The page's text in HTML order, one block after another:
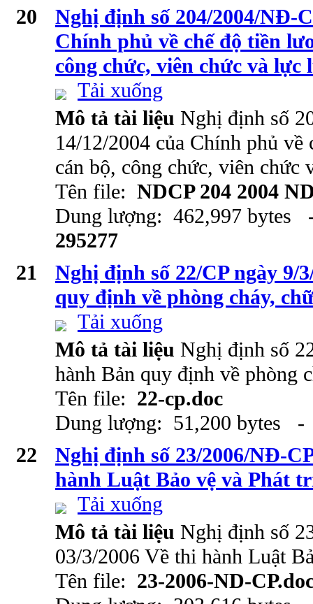
20
Nghị định số 204/2004/NĐ-
Chính phủ về chế độ tiền
công chức, viên chức và
Tải xuống
Mô tả tài liệu Nghị định số
14/12/2004 của Chính phủ
cán bộ, công chức, viên chức
Tên file: NDCP 204 2004
Dung lượng: 462,997
295277
21
Nghị định số 22/CP ngày 9/
quy định về phòng cháy,
Tải xuống
Mô tả tài liệu Nghị định số
hành Bản quy định về phòng
Tên file: 22-cp.doc
Dung lượng: 51,200 bytes
22
Nghị định số 23/2006/NĐ-
hành Luật Bảo vệ và Phát
Tải xuống
Mô tả tài liệu Nghị định số
03/3/2006 Về thi hành Luật
Tên file: 23-2006-ND-